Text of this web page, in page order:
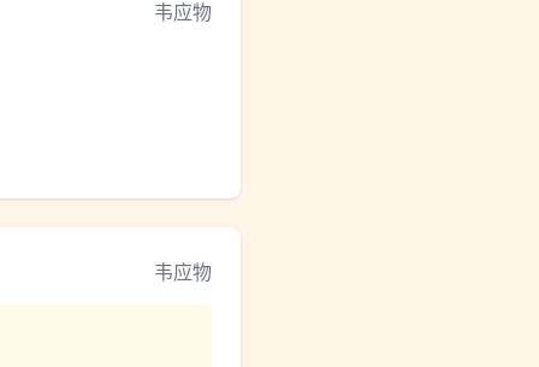
韦应物
韦应物